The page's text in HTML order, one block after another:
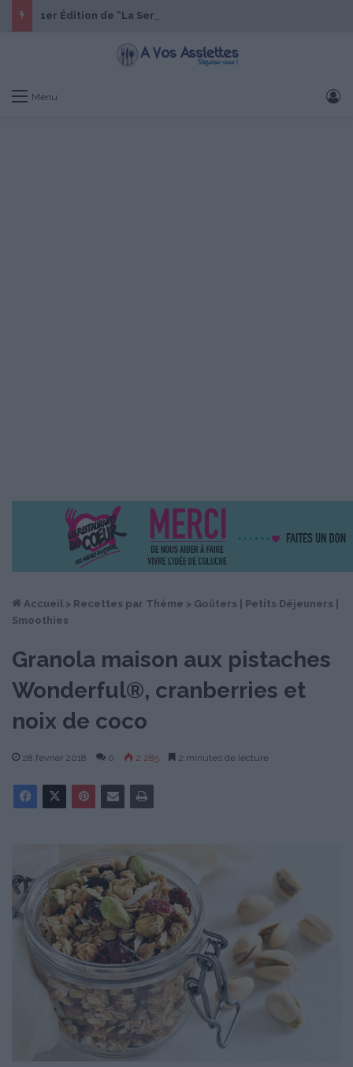
Menu
Accueil > Recettes par Thème > Goûters | Petits Déjeuners |
Smoothies
Granola maison aux pistaches
Wonderful®, cranberries et
noix de coco
28 février 2018 0 2 285 2 minutes de lecture